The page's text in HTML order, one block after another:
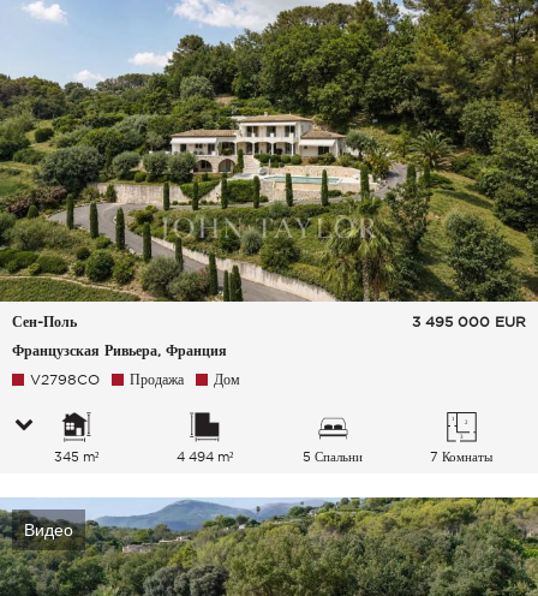
Сен-Поль
Французская Ривьера, Франция
3 495 000 EUR
V2798CO Продажа Дом
345 m² 4 494 m² 5 Спальни 7 Комнаты
Видео